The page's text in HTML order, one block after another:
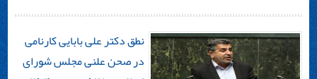
نطق دکتر علی بابایی کارنامی
در صحن علنی مجلس شورای